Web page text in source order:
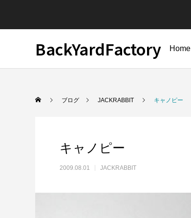
BackYardFactory Home
ブログ JACKRABBIT キャノピー
キャノピー
2009.08.01 JACKRABBIT